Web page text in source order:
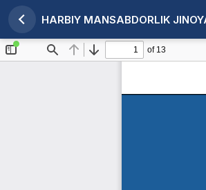
Maqola tafsilotlariga qaytish
HARBIY MANSABDORLIK